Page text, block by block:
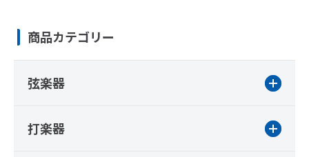
商品カテゴリー
弦楽器
打楽器